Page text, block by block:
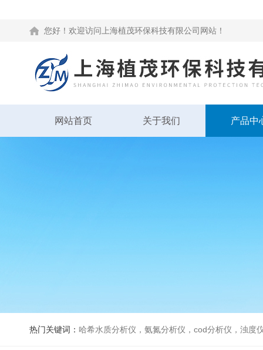
您好！欢迎访问上海植茂环保科技有限公司网站！
网站首页 关于我们 产品中
热门关键词： 哈希水质分析仪，氨氮分析仪，cod分析仪，浊度